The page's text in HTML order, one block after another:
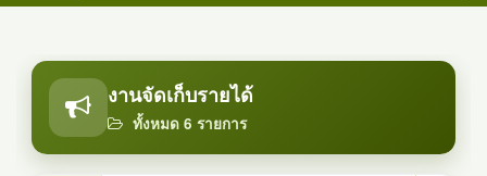
งานจัดเก็บรายได้
ทั้งหมด 6 รายการ